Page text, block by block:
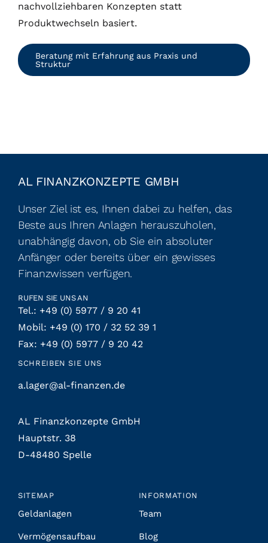
nachvollziehbaren Konzepten statt
Produktwechseln basiert.
Beratung mit Erfahrung aus Praxis und
Struktur
AL FINANZKONZEPTE GMBH
Unser Ziel ist es, Ihnen dabei zu helfen, das
Beste aus Ihren Anlagen herauszuholen,
unabhängig davon, ob Sie ein absoluter
Anfänger oder bereits über ein gewisses
Finanzwissen verfügen.
RUFEN SIE UNS AN
Tel.: +49 (0) 5977 / 9 20 41
Mobil: +49 (0) 170 / 32 52 39 1
Fax: +49 (0) 5977 / 9 20 42
SCHREIBEN SIE UNS
a.lager@al-finanzen.de
AL Finanzkonzepte GmbH
Hauptstr. 38
D-48480 Spelle
SITEMAP
Geldanlagen
Vermögensaufbau
INFORMATION
Team
Blog